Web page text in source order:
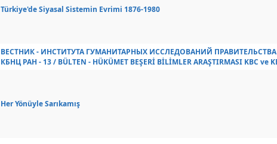
Türkiye'de Siyasal Sistemin Evrimi 1876-1980
ВЕСТНИК - ИНСТИТУТА ГУМАНИТАРНЫХ ИССЛЕДОВАНИЙ ПРАВИТЕЛЬСТВА
КБНЦ РАН - 13 / BÜLTEN - HÜKÜMET BEŞERİ BİLİMLER ARAŞTIRMASI KBC ve
Her Yönüyle Sarıkamış